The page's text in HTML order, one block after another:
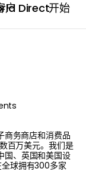
户 Direct开始
务商店和消费品
百万美元。我们是
国、英国和美国设
球拥有300多家